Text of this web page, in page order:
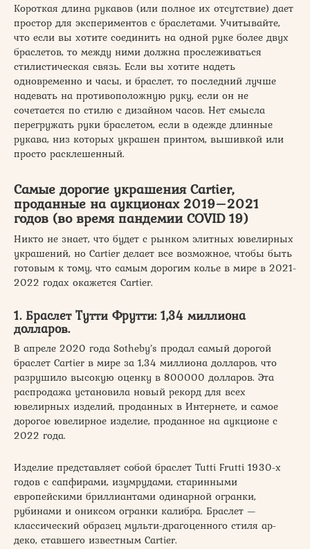
Короткая длина рукавов (или полное их отсутствие) дает
простор для экспериментов с браслетами. Учитывайте,
что если вы хотите соединить на одной руке более двух
браслетов, то между ними должна прослеживаться
стилистическая связь. Если вы хотите надеть
одновременно и часы, и браслет, то последний лучше
надевать на противоположную руку, если он не
сочетается по стилю с дизайном часов. Нет смысла
перегружать руки браслетом, если в одежде длинные
рукава, низ которых украшен принтом, вышивкой или
просто расклешенный.
Самые дорогие украшения Cartier,
проданные на аукционах 2019–2021
годов (во время пандемии COVID 19)
Никто не знает, что будет с рынком элитных ювелирных
украшений, но Cartier делает все возможное, чтобы быть
готовым к тому, что самым дорогим колье в мире в 2021-
2022 годах окажется Cartier.
1. Браслет Тутти Фрутти: 1,34 миллиона
долларов.
В апреле 2020 года Sotheby’s продал самый дорогой
браслет Cartier в мире за 1,34 миллиона долларов, что
разрушило высокую оценку в 800000 долларов. Эта
распродажа установила новый рекорд для всех
ювелирных изделий, проданных в Интернете, и самое
дорогое ювелирное изделие, проданное на аукционе с
2022 года.
Изделие представляет собой браслет Tutti Frutti 1930-х
годов с сапфирами, изумрудами, старинными
европейскими бриллиантами одинарной огранки,
рубинами и ониксом огранки калибра. Браслет —
классический образец мульти-драгоценного стиля ар-
деко, ставшего известным Cartier.